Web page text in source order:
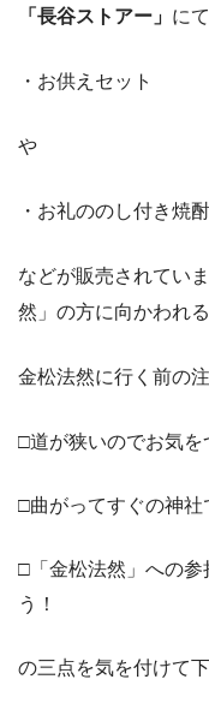
「長谷ストアー」 にて
・お供えセット
や
・お礼ののし付き焼
などが販売されてい
然」の方に向かわれ
金松法然に行く前の
□道が狭いのでお気を
□曲がってすぐの神社
□「金松法然」への参
う！
の三点を気を付けて